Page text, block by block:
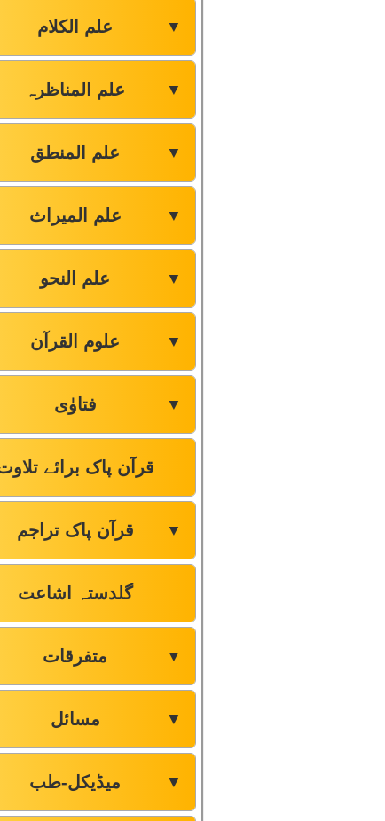
علم الکلام ▼
علم المناظرہ ▼
علم المنطق ▼
علم المیراث ▼
علم النحو ▼
علوم القرآن ▼
فتاوٰی ▼
قرآن پاک برائے
قرآن پاک تراجم ▼
گلدستہ اشاعت
متفرقات ▼
مسائل ▼
میڈیکل-طب ▼